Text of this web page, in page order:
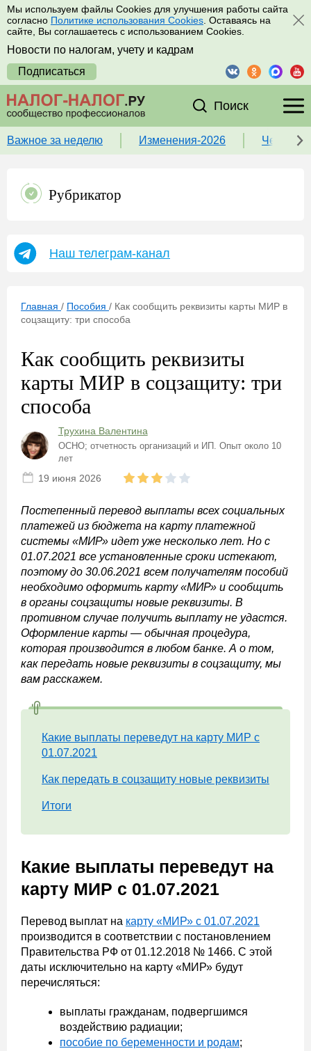
Мы используем файлы Cookies для улучшения работы сайта
согласно Политике использования Cookies . Оставаясь на
сайте, Вы соглашаетесь с использованием Cookies.
Новости по налогам, учету и кадрам
Подписаться
Поиск
Важное за неделю Изменения-2026 Чек-
Рубрикатор
Наш телеграм-канал
Главная / Пособия / Как сообщить реквизиты карты МИР в
соцзащиту: три способа
Как сообщить реквизиты
карты МИР в соцзащиту: три
способа
Трухина Валентина
ОСНО; отчетность организаций и ИП. Опыт около 10
лет
19 июня 2026
Постепенный перевод выплаты всех социальных
платежей из бюджета на карту платежной
системы «МИР» идет уже несколько лет. Но с
01.07.2021 все установленные сроки истекают,
поэтому до 30.06.2021 всем получателям пособий
необходимо оформить карту «МИР» и сообщить
в органы соцзащиты новые реквизиты. В
противном случае получить выплату не удастся.
Оформление карты — обычная процедура,
которая производится в любом банке. А о том,
как передать новые реквизиты в соцзащиту, мы
вам расскажем.
Какие выплаты переведут на карту МИР с
01.07.2021
Как передать в соцзащиту новые реквизиты
Итоги
Какие выплаты переведут на
карту МИР с 01.07.2021
Перевод выплат на карту «МИР» с 01.07.2021
производится в соответствии с постановлением
Правительства РФ от 01.12.2018 № 1466. С этой
даты исключительно на карту «МИР» будут
перечисляться:
выплаты гражданам, подвергшимся
воздействию радиации;
пособие по беременности и родам;